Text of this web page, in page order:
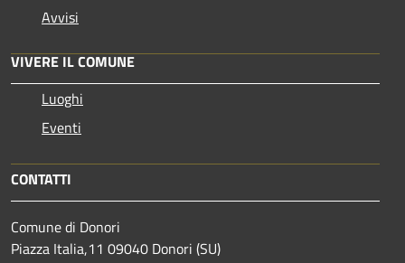
Avvisi
VIVERE IL COMUNE
Luoghi
Eventi
CONTATTI
Comune di Donori
Piazza Italia,11 09040 Donori (SU)